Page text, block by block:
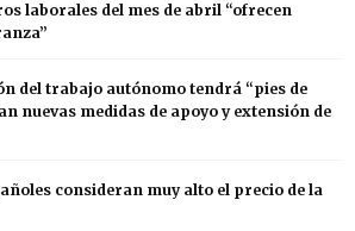
laborales del mes de abril “ofrecen
del trabajo autónomo tendrá “pies de
nuevas medidas de apoyo y extensión de
consideran muy alto el precio de la